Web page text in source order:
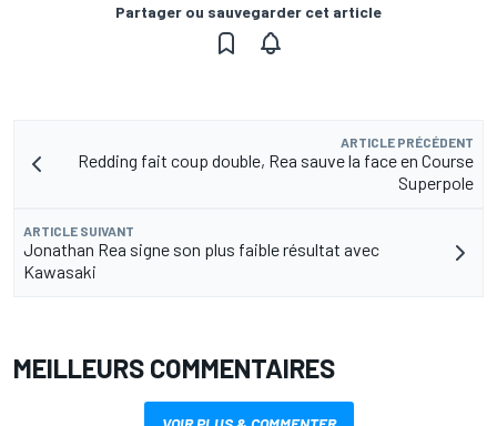
Partager ou sauvegarder cet article
ARTICLE PRÉCÉDENT
Redding fait coup double, Rea sauve la face en Course
Superpole
ARTICLE SUIVANT
Jonathan Rea signe son plus faible résultat avec
Kawasaki
MEILLEURS COMMENTAIRES